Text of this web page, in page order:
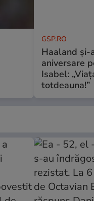
GSP.RO
Haaland
aniversare
Isabel:
totdeauna!”